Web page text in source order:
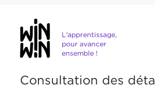
L'apprentissage,
pour avancer
ensemble !
Consultation des